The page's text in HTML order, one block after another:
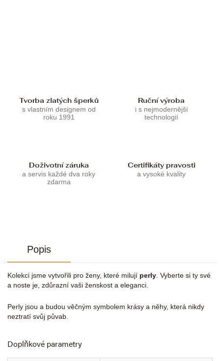
Tvorba zlatých šperků
s vlastním designem od
roku 1991
Ruční výroba
i s nejmodernější
technologií
Doživotní záruka
a servis každé dva roky
zdarma
Certifikáty pravosti
a vysoké kvality
Popis
Kolekci jsme vytvořili pro ženy, které milují perly . Vyberte si ty své
a noste je, zdůrazní vaši ženskost a eleganci.
Perly jsou a budou věčným symbolem krásy a něhy, která nikdy
neztratí svůj půvab.
Doplňkové parametry